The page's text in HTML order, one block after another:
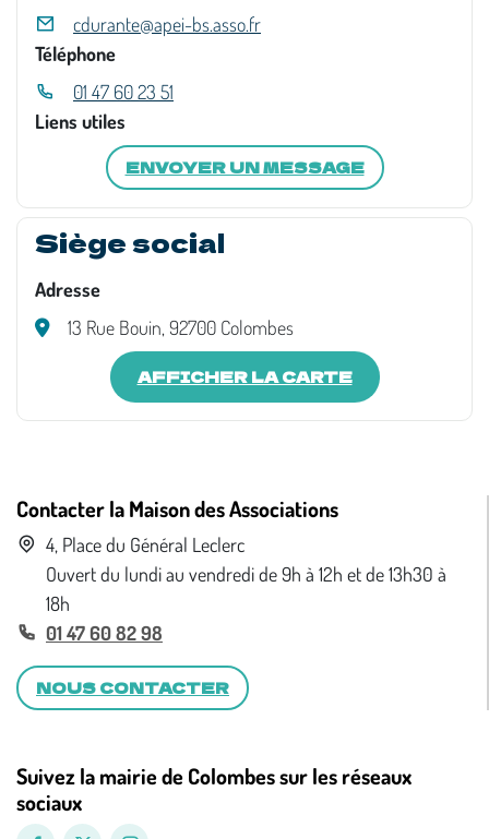
cdurante@apei-bs.asso.fr
Téléphone
01 47 60 23 51
Liens utiles
ENVOYER UN MESSAGE
Siège social
Adresse
13 Rue Bouin, 92700 Colombes
AFFICHER LA CARTE
Contacter la Maison des Associations
4, Place du Général Leclerc
Ouvert du lundi au vendredi de 9h à 12h et de 13h30 à
18h
01 47 60 82 98
NOUS CONTACTER
Suivez la mairie de Colombes sur les réseaux
sociaux